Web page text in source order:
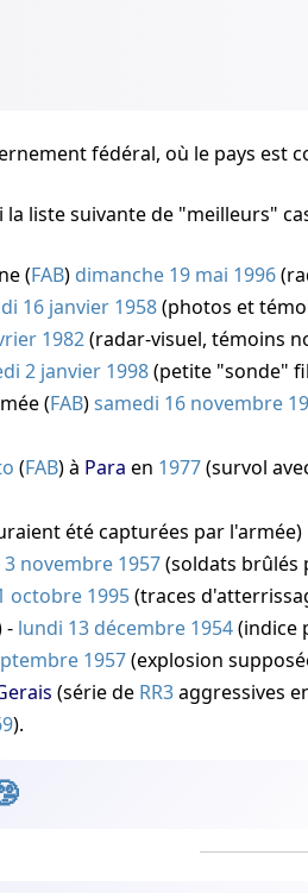
fédéral, où le pays est
la liste suivante de "meilleurs"
(FAB) dimanche 19 mai 1996
16 janvier 1958(photos et
1982(radar-visuel, témoins
2 janvier 1998(petite "sonde"
(FAB)samedi 16 novembre
(FAB) à Para en 1977(survol
été capturées par l'armée)
novembre 1957(soldats brûlés
octobre 1995(traces
- lundi 13 décembre 1954(indice
1957(explosion
(série de RR3aggressives
).